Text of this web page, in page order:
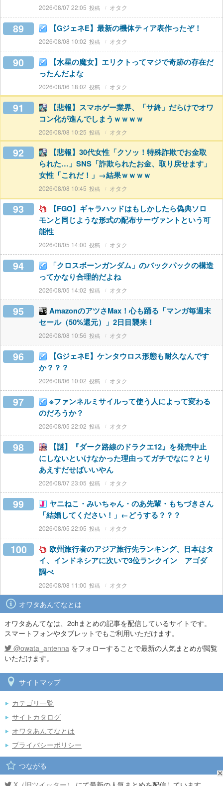
2026/08/07 22:05 オタク
89 【GジェネE】最新の機体ティア表作ったぞ！
2026/08/08 10:02 オタク
90
【水星の魔女】エリクトってマジで奇跡の存在だ
ったんだよな
2026/08/06 18:02 オタク
91
【悲報】スマホゲー業界、「サ終」だらけでオワ
コン化が進んでしまうｗｗｗｗ
2026/08/08 10:25 オタク
92
【悲報】30代女性「クソッ！特殊詐欺でお金取
られた…」SNS「詐欺られたお金、取り戻せます」
女性「これだ！」→結果ｗｗｗｗ
2026/08/08 10:45 オタク
93
【FGO】ギャラハッドはもしかしたら偽典ソロ
モンと同じような形式の配布サーヴァントという可
能性
2026/08/05 14:00 オタク
94
「クロスボーンガンダム」のバックパックの構造
ってかなり合理的だよね
2026/08/05 14:02 オタク
95
AmazonのアツさMax！心も踊る「マンガ毎週末
セール（50%還元）」2日目襲来！
2026/08/08 10:56 オタク
96
【GジェネE】ケンタウロス形態も耐久なんです
か？？？
2026/08/06 10:02 オタク
97
※ファンネルミサイルって使う人によって変わる
のだろうか？
2026/08/05 22:02 オタク
98
【謎】『ダーク路線のドラクエ12』を発売中止
にしないといけなかった理由ってガチでなに？とり
あえすだせばいいやん
2026/08/07 23:05 オタク
99
ヤニねこ・みいちゃん・のあ先輩・もちづきさん
「結婚してください！」←どうする？？？
2026/08/05 22:05 オタク
100
欧州旅行者のアジア旅行先ランキング、日本はタ
イ、インドネシアに次いで3位ランクイン アゴダ
調べ
2026/08/08 11:00 オタク
オワタあんてなとは
オワタあんてなは、2chまとめの記事を配信しているサイトです。
スマートフォンやタブレットでもご利用いただけます。
@owata_antenna をフォローすることで最新の人気まとめが閲覧
いただけます。
サイトマップ
カテゴリ一覧
サイトカタログ
オワタあんてなとは
プライバシーポリシー
つながる